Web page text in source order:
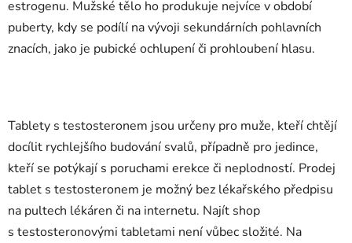
estrogenu. Mužské tělo ho produkuje nejvíce v období
puberty, kdy se podílí na vývoji sekundárních pohlavních
znacích, jako je pubické ochlupení či prohloubení hlasu.
Tablety s testosteronem jsou určeny pro muže, kteří chtějí
docílit rychlejšího budování svalů, případně pro jedince,
kteří se potýkají s poruchami erekce či neplodností. Prodej
tablet s testosteronem je možný bez lékařského předpisu
na pultech lékáren či na internetu. Najít shop
s testosteronovými tabletami není vůbec složité. Na